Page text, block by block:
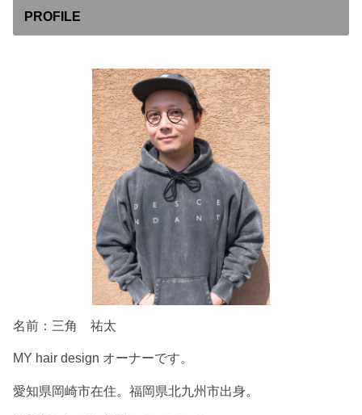
PROFILE
名前：三角 祐太
MY hair design オーナーです。
愛知県岡崎市在住。福岡県北九州市出身。